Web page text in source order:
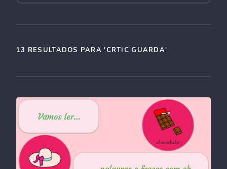
13 RESULTADOS PARA 'CRTIC GUARDA'